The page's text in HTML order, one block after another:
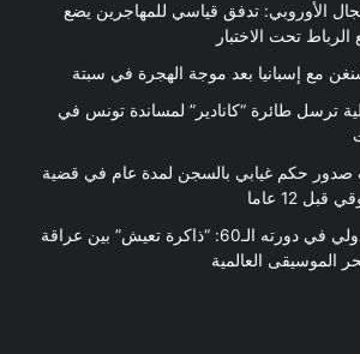
الأوروبي: تدفق قياسي للمهاجرين يضع
تحت الاختبار
مع إسبانيا بعد موجة الهجرة في سبتة
ترسل طائرة “كانادير” لمساندة تونس في
حكم غيابي بالسجن لمدة عام في قضية
12 عاما
مهرجان الحمامات الدولي في دورته الـ60: “ذاكرة تعيش” بين عراقة
الموسيقى العالمية